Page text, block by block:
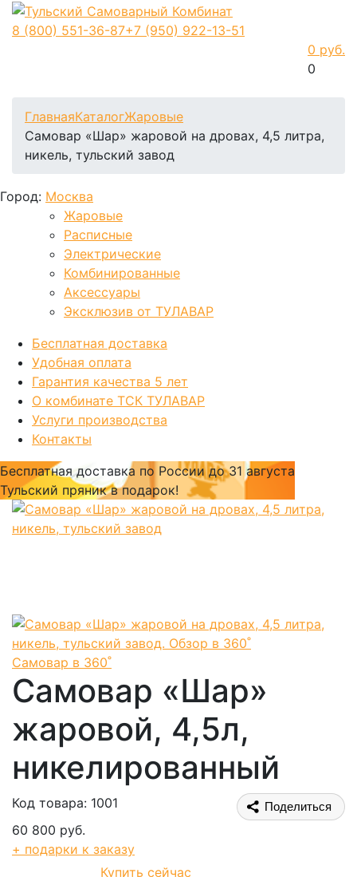
8 (800) 551-36-87+7 (950) 922-13-51
0 руб.
0
ГлавнаяКаталогЖаровые
Самовар «Шар» жаровой на дровах, 4,5 литра,
никель, тульский завод
Город: Москва
Жаровые
Расписные
Электрические
Комбинированные
Аксессуары
Эксклюзив от ТУЛАВАР
Бесплатная доставка
Удобная оплата
Гарантия качества 5 лет
О комбинате ТСК ТУЛАВАР
Услуги производства
Контакты
Бесплатная доставка по России до 31 августа
Тульский пряник в подарок!
Самовар в 360˚
Самовар «Шар»
жаровой, 4,5л,
никелированный
Код товара: 1001 Поделиться
60 800 руб.
+ подарки к заказу
Купить сейчас